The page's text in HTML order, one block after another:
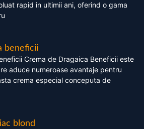
rapid in ultimii ani, oferind o gama
beneficii
Crema de Dragaica Beneficii este
aduce numeroase avantaje pentru
crema especial conceputa de
blond